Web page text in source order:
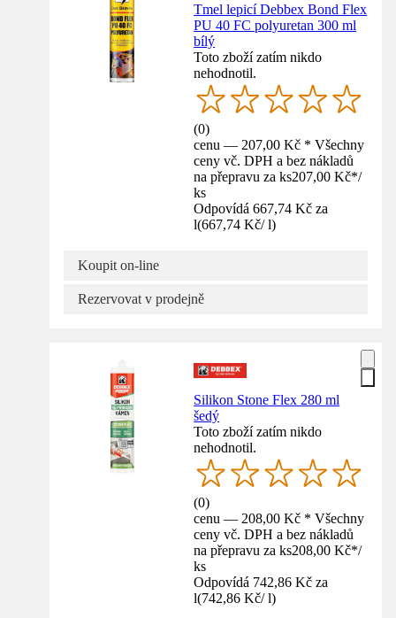
Tmel lepicí Debbex Bond Flex
PU 40 FC polyuretan 300 ml
bílý
Toto zboží zatím nikdo
nehodnotil.
(0)
cenu — 207,00 Kč * Všechny
ceny vč. DPH a bez nákladů
na přepravu za ks207,00 Kč*/
ks
Odpovídá 667,74 Kč za
l(667,74 Kč/ l)
Koupit on-line
Rezervovat v prodejně
Silikon Stone Flex 280 ml
šedý
Toto zboží zatím nikdo
nehodnotil.
(0)
cenu — 208,00 Kč * Všechny
ceny vč. DPH a bez nákladů
na přepravu za ks208,00 Kč*/
ks
Odpovídá 742,86 Kč za
l(742,86 Kč/ l)